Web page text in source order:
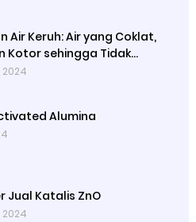
Air Keruh: Air yang Coklat,
Kotor sehingga Tidak
2024
Alumina
Jual Katalis ZnO